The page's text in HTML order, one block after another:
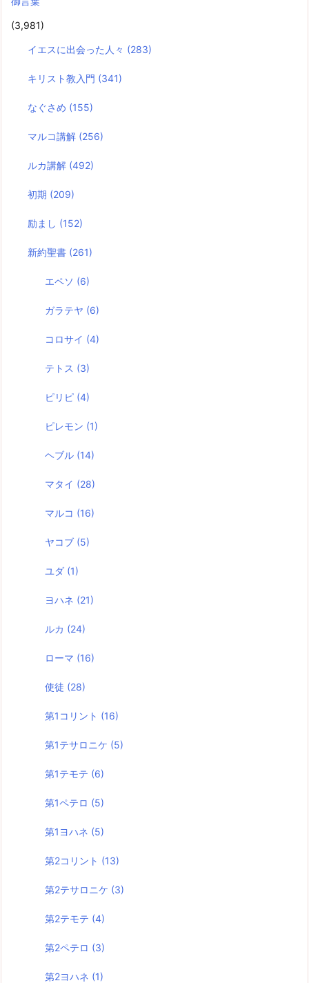
(3,981)
イエスに出会った人々 (283)
キリスト教入門 (341)
なぐさめ (155)
マルコ講解 (256)
ルカ講解 (492)
初期 (209)
励まし (152)
新約聖書 (261)
エペソ (6)
ガラテヤ (6)
コロサイ (4)
テトス (3)
ピリピ (4)
ピレモン (1)
ヘブル (14)
マタイ (28)
マルコ (16)
ヤコブ (5)
ユダ (1)
ヨハネ (21)
ルカ (24)
ローマ (16)
使徒 (28)
第1コリント (16)
第1テサロニケ (5)
第1テモテ (6)
第1ペテロ (5)
第1ヨハネ (5)
第2コリント (13)
第2テサロニケ (3)
第2テモテ (4)
第2ペテロ (3)
第2ヨハネ (1)